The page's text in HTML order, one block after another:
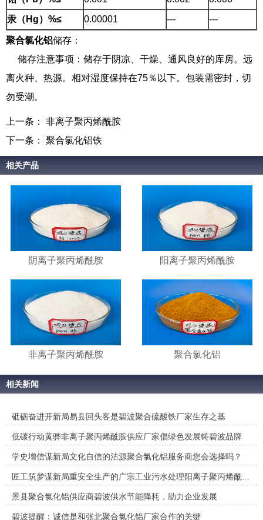
汞（Hg）%≤
0.00001 --- ---
聚合氯化铝储存：
储存注意事项：储存于阴凉、干燥、通风良好的库房。远
离火种、热源。相对湿度保持在75％以下。包装需密封，切
勿受潮。
上一条： 非离子聚丙烯酰胺
下一条： 聚合氯化铝铁
相关产品
阴离子聚丙烯酰胺 阳离子聚丙烯酰胺
非离子聚丙烯酰胺 聚合氯化铝
相关新闻
砥砺奋进开新局易县回头客是碧波聚合硫酸铁厂家生存之基
低碳行动黄骅非离子聚丙烯酰胺供应厂家倡绿色发展铸碧波品牌
学史增信谋新局文化自信的沽源聚合氯化铝服务商您会选择吗？
匠工筑梦谋新局重安全生产的广宗工业污水处理阳离子聚丙烯酰…
景县聚合氯化铝供应商碧波供水节能降耗，助力企业发展
碧波提醒：诚信是和张北聚合氯化铝厂家合作的关键